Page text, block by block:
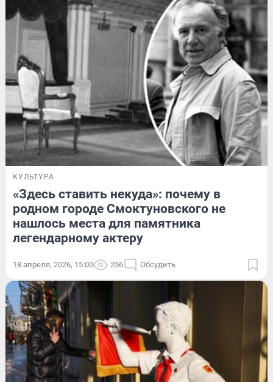
КУЛЬТУРА
«Здесь ставить некуда»: почему в
родном городе Смоктуновского не
нашлось места для памятника
легендарному актеру
18 апреля, 2026, 15:00 256 Обсудить